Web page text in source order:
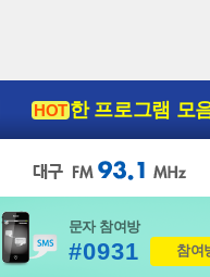
HOT한 프로그램 모
문자 참여방
#0931 참여